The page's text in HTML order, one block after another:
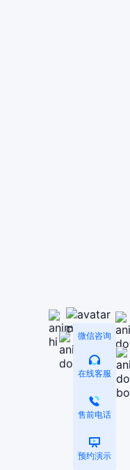
微信咨询
在线客服
售前电话
预约演示